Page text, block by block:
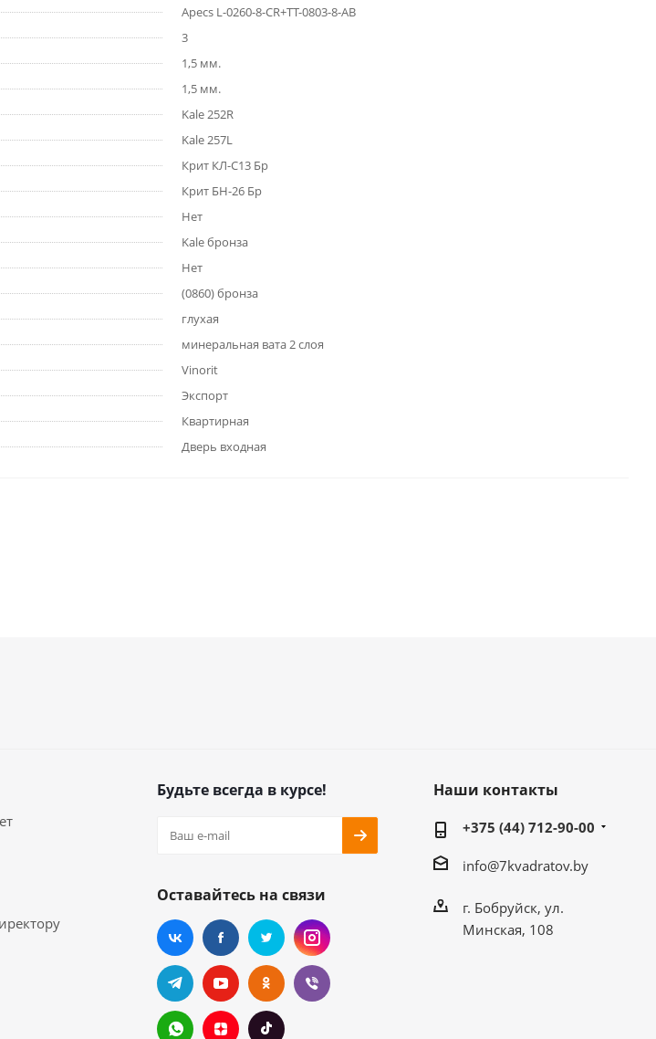
Apecs L-0260-8-CR+TT-0803-8-AB
3
1,5 мм.
1,5 мм.
Kale 252R
Kale 257L
Крит КЛ-С13 Бр
Крит БН-26 Бр
Нет
Kale бронза
Нет
(0860) бронза
глухая
минеральная вата 2 слоя
Vinorit
Экспорт
Квартирная
Дверь входная
Будьте всегда в курсе!
Оставайтесь на связи
Наши контакты
+375 (44) 712-90-00
info@7kvadratov.by
г. Бобруйск, ул.
Минская, 108